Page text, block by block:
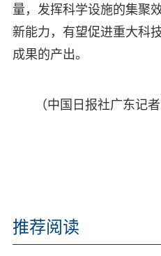
量，发挥科学设施的集聚
新能力，有望促进重大科
成果的产出。
（中国日报社广东记
推荐阅读